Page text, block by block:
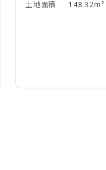
土地面積 148.32m²